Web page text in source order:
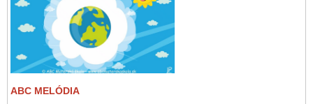
ABC MELÓDIA